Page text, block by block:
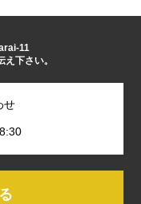
11
え下さい。
せ